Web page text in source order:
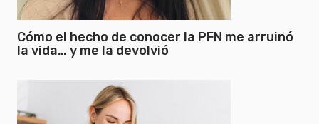
Cómo el hecho de conocer la PFN me arruinó
la vida… y me la devolvió